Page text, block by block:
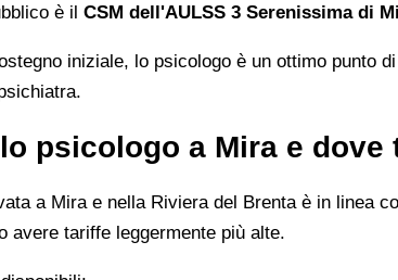
è il CSM dell'AULSS 3 Serenissima di
iniziale, lo psicologo è un ottimo punto
psicologo a Mira e
a Mira e nella Riviera del Brenta è in linea
avere tariffe leggermente più alte.